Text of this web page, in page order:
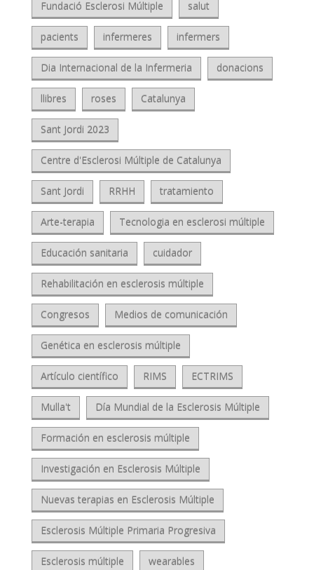
Fundació Esclerosi Múltiple salut
pacients infermeres infermers
Dia Internacional de la Infermeria donacions
llibres roses Catalunya
Sant Jordi 2023
Centre d'Esclerosi Múltiple de Catalunya
Sant Jordi RRHH tratamiento
Arte-terapia Tecnologia en esclerosi múltiple
Educación sanitaria cuidador
Rehabilitación en esclerosis múltiple
Congresos Medios de comunicación
Genética en esclerosis múltiple
Artículo científico RIMS ECTRIMS
Mulla't Día Mundial de la Esclerosis Múltiple
Formación en esclerosis múltiple
Investigación en Esclerosis Múltiple
Nuevas terapias en Esclerosis Múltiple
Esclerosis Múltiple Primaria Progresiva
Esclerosis múltiple wearables